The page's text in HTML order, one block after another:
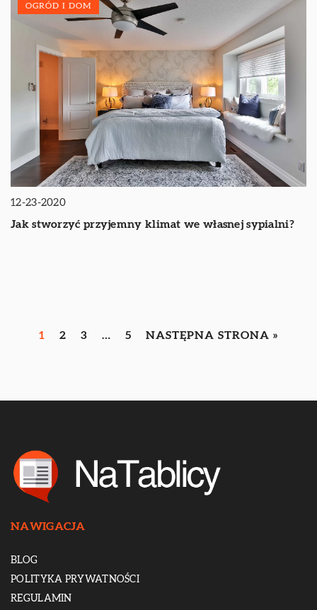
OGRÓD I DOM
12-23-2020
Jak stworzyć przyjemny klimat we własnej sypialni?
1 2 3 … 5 NASTĘPNA STRONA »
NAWIGACJA
BLOG
POLITYKA PRYWATNOŚCI
REGULAMIN